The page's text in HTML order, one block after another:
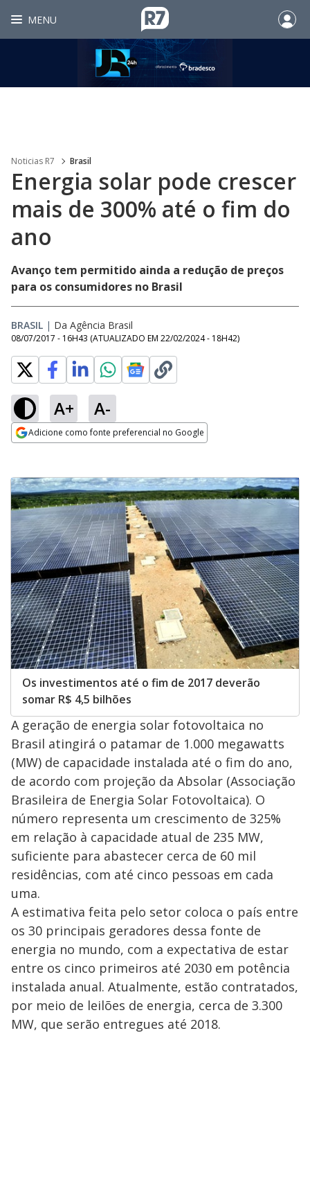
MENU
Noticias R7 Brasil
Energia solar pode crescer
mais de 300% até o fim do
ano
Avanço tem permitido ainda a redução de preços
para os consumidores no Brasil
BRASIL | Da Agência Brasil
08/07/2017 - 16H43 (ATUALIZADO EM 22/02/2024 - 18H42)
A+ A-
Adicione como fonte preferencial no Google
Os investimentos até o fim de 2017 deverão
somar R$ 4,5 bilhões
A geração de energia solar fotovoltaica no
Brasil atingirá o patamar de 1.000 megawatts
(MW) de capacidade instalada até o fim do ano,
de acordo com projeção da Absolar (Associação
Brasileira de Energia Solar Fotovoltaica). O
número representa um crescimento de 325%
em relação à capacidade atual de 235 MW,
suficiente para abastecer cerca de 60 mil
residências, com até cinco pessoas em cada
uma.
A estimativa feita pelo setor coloca o país entre
os 30 principais geradores dessa fonte de
energia no mundo, com a expectativa de estar
entre os cinco primeiros até 2030 em potência
instalada anual. Atualmente, estão contratados,
por meio de leilões de energia, cerca de 3.300
MW, que serão entregues até 2018.